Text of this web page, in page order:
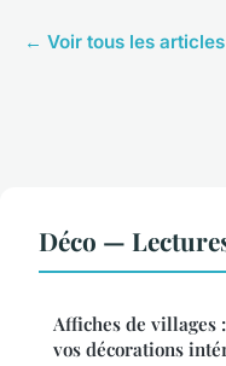
← Voir tous les
Déco —
Affiches de villages
vos décorations